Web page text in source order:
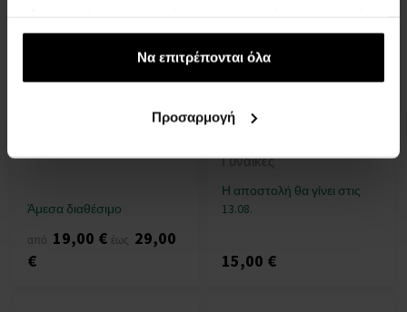
έχουν συλλέξει σε σχέση με την από μέρους σας χρήση
των υπηρεσιών τους.Να επιτρέπονται όλα
Προσαρμογή
Από 30ml - έως 100ml - Eau
Άμεσα διαθέσιμο
από 19,00 € έως 29,00
€
Fantasy Eau De Toilette
Eau de Toilette
Γυναίκες
Η αποστολή θα γίνει στις
13.08.
15,00 €